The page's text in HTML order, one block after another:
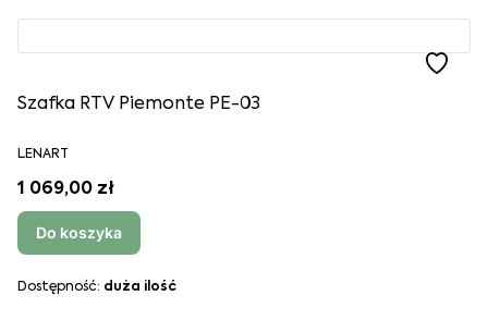
Szafka RTV Piemonte PE-03
LENART
1 069,00 zł
Do koszyka
Dostępność: duża ilość